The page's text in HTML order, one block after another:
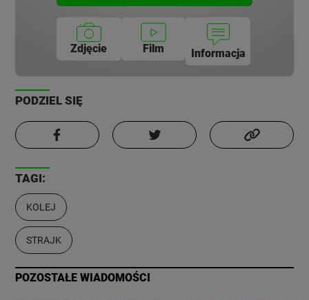
Zdjęcie Film Informacja
PODZIEL SIĘ
TAGI:
KOLEJ
STRAJK
POZOSTAŁE WIADOMOŚCI